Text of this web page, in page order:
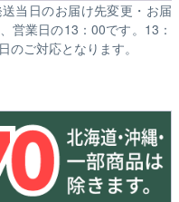
当日のお届け先変更・お届
営業日の13：00です。13：
ご対応となります。